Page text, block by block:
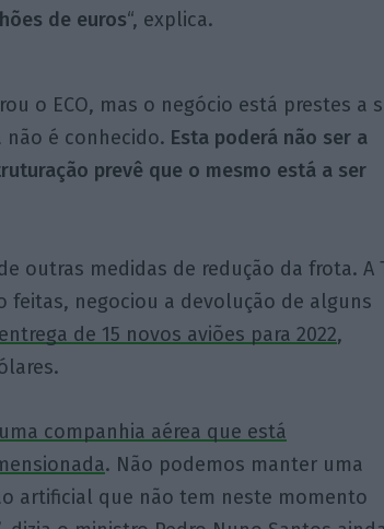
de euros“, explica.
o ECO, mas o negócio está prestes a
é conhecido. Esta poderá não ser a
prevê que o mesmo está a ser
outras medidas de redução da frota. A
negociou a devolução de alguns
de 15 novos aviões para 2022,
companhia aérea que está
. Não podemos manter uma
artificial que não tem neste momento